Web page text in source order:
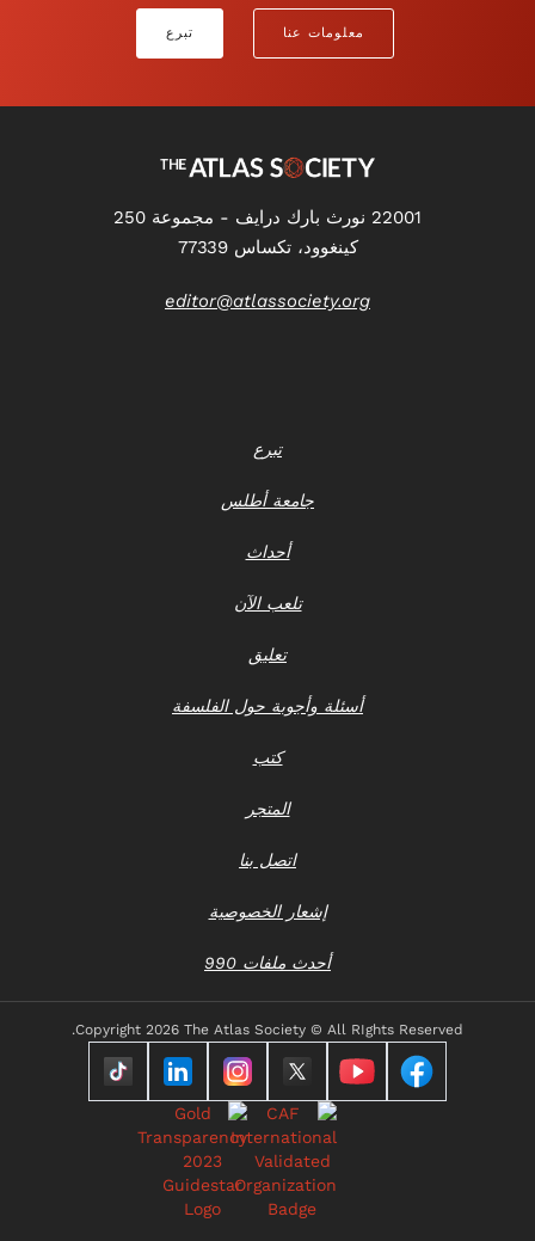
معلومات عنا تبرع
22001 نورث بارك درايف - مجموعة 250
كينغوود، تكساس 77339
editor@atlassociety.org
تبرع
جامعة أطلس
أحداث
تلعب الآن
تعليق
أسئلة وأجوبة حول الفلسفة
كتب
المتجر
اتصل بنا
إشعار الخصوصية
أحدث ملفات 990
Copyright 2026 The Atlas Society © All RIghts Reserved.